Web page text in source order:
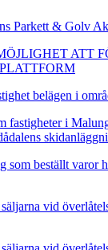
Parkett & Golv
ATT
belägen i
fastigheter i
som beställt varor
vid